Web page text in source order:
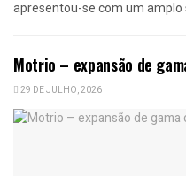
apresentou-se com um amplo
Motrio – expansão de
29 DE JULHO, 2026